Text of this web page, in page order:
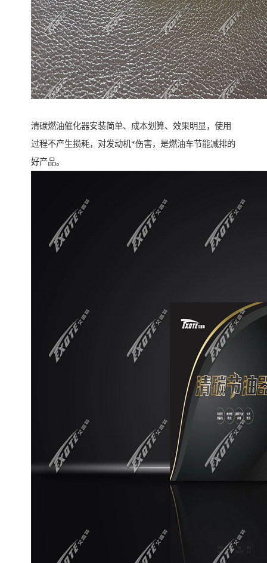
清碳燃油催化器安装简单、成本划算、效果明显，使用
过程不产生损耗，对发动机*伤害，是燃油车节能减排的
好产品。